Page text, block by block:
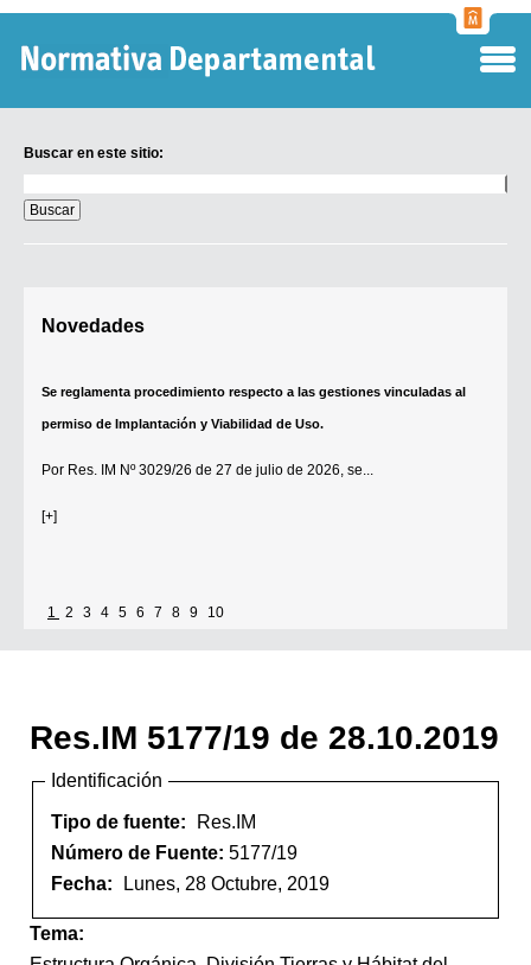
Buscar en este sitio:
en
este
sitio:
Novedades
Se reglamenta procedimiento respecto a las gestiones vinculadas al
permiso de Implantación y Viabilidad de Uso.
Por Res. IM Nº 3029/26 de 27 de julio de 2026, se...
[+]
1 2 3 4 5 6 7 8 9 10
Res.IM 5177/19 de 28.10.2019
Identificación
Tipo de fuente:
Res.IM
Número de Fuente: 5177/19
Fecha:
Lunes, 28 Octubre, 2019
Tema: